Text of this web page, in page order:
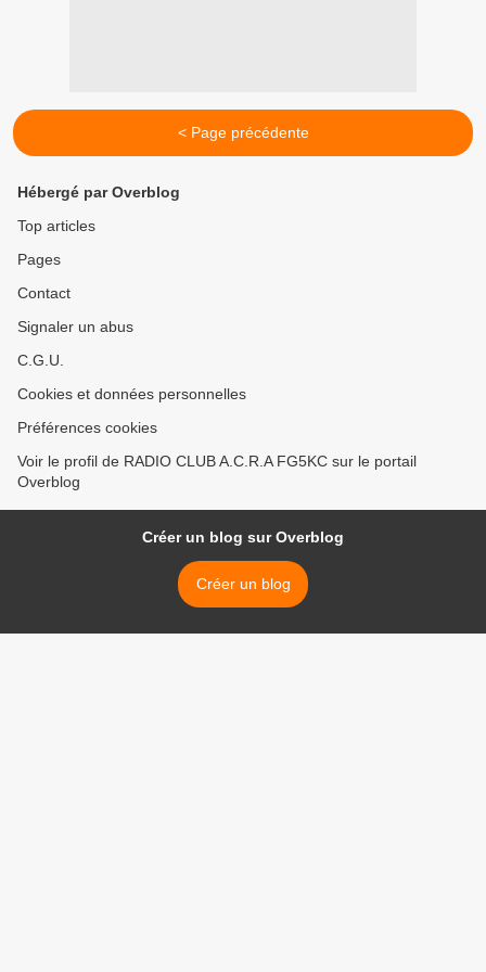
< Page précédente
Hébergé par Overblog
Top articles
Pages
Contact
Signaler un abus
C.G.U.
Cookies et données personnelles
Préférences cookies
Voir le profil de RADIO CLUB A.C.R.A FG5KC sur le portail
Overblog
Créer un blog sur Overblog
Créer un blog